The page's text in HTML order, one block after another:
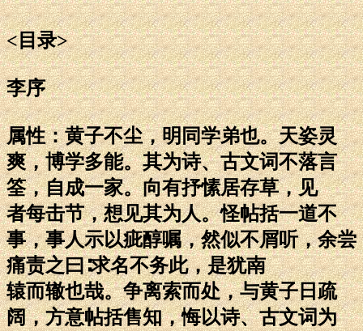
<目录>
李序
属性：黄子不尘，明同学弟也。天姿灵
爽，博学多能。其为诗、古文词不落言
筌，自成一家。向有抒愫居存草，见
者每击节，想见其为人。怪帖括一道不
事，事人示以疵醇嘱，然似不屑听，余尝
痛责之曰∶求名不务此，是犹南
辕而辙也哉。争离索而处，与黄子日疏
阔，方意帖括售知，悔以诗、古文词为